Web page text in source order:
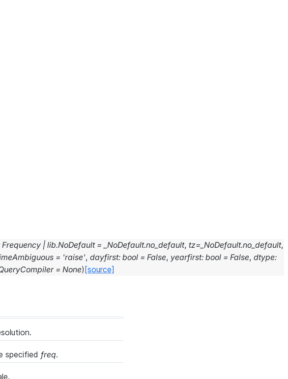
Frequency | lib.NoDefault = _NoDefault.no_default, tz= _NoDefault.no_default,
= 'raise', dayfirst: bool = False, yearfirst: bool = False, dtype:
= None) [source]
specified freq.